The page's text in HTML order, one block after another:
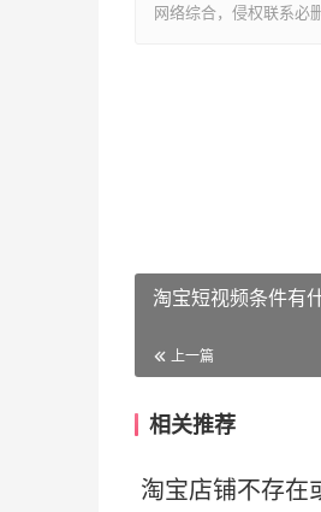
网络综合，侵权联系必
淘宝短视频条件有
上一篇
相关推荐
淘宝店铺不存在